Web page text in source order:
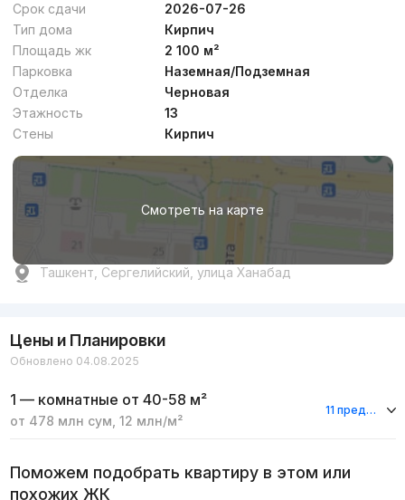
Срок сдачи
2026-07-26
Тип дома
Кирпич
Площадь жк
2 100 м²
Парковка
Наземная/Подземная
Отделка
Черновая
Этажность
13
Стены
Кирпич
Смотреть на карте
Ташкент, Сергелийский, улица Ханабад
Цены и Планировки
Обновлено 04.08.2025
1 — комнатные от 40-58 м²
от 478 млн сум 12 млн/м²
11 предложений
Поможем подобрать квартиру в этом или
похожих ЖК